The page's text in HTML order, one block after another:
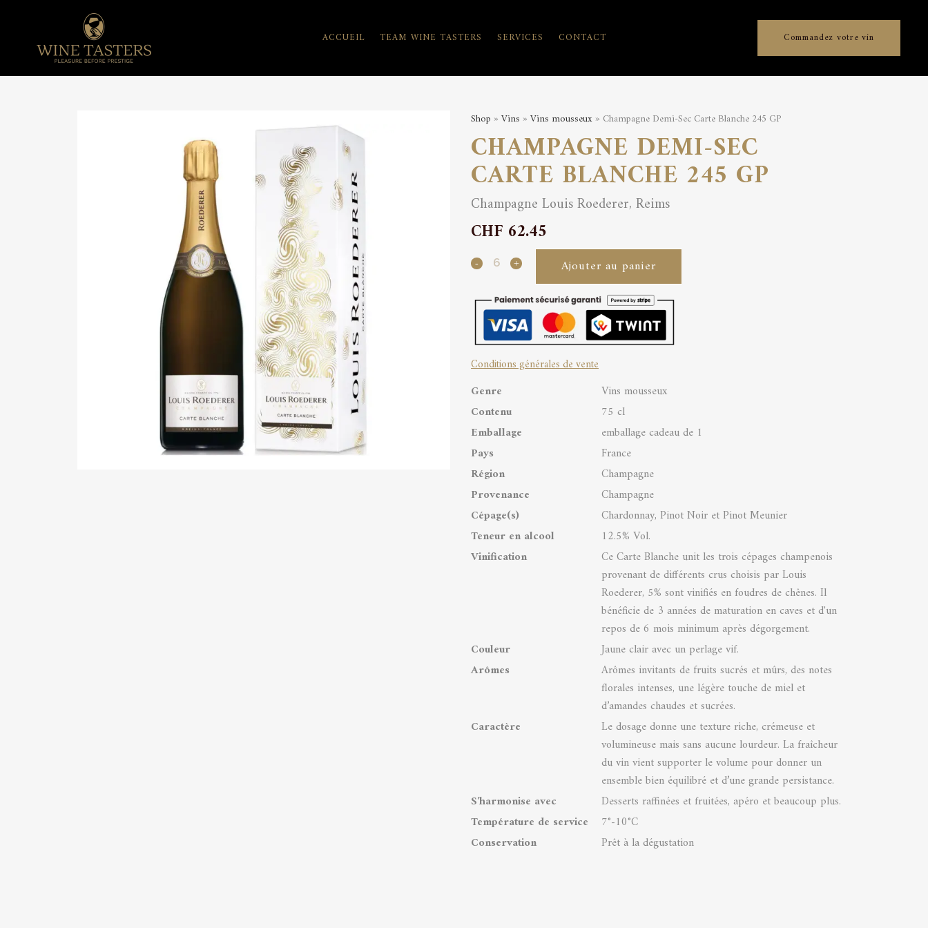
Commandez votre vin
ACCUEIL TEAM WINE TASTERS SERVICES CONTACT
Shop » Vins » Vins mousseux » Champagne Demi-Sec Carte Blanche 245 GP
CHAMPAGNE DEMI-SEC
CARTE BLANCHE 245 GP
Champagne Louis Roederer, Reims
CHF 62.45
Champagne
Carte
Blanche
245
GP
Ajouter au panier
Conditions générales de vente
Genre
Vins mousseux
Contenu
75 cl
Emballage
emballage cadeau de 1
Pays
France
Région
Champagne
Provenance
Champagne
Cépage(s)
Chardonnay, Pinot Noir et Pinot Meunier
Teneur en alcool
12.5% Vol.
Vinification
Ce Carte Blanche unit les trois cépages champenois
provenant de différents crus choisis par Louis
Roederer, 5% sont vinifiés en foudres de chênes. Il
bénéficie de 3 années de maturation en caves et d'un
repos de 6 mois minimum après dégorgement.
Couleur
Jaune clair avec un perlage vif.
Arômes
Arômes invitants de fruits sucrés et mûrs, des notes
florales intenses, une légère touche de miel et
d’amandes chaudes et sucrées.
Caractère
Le dosage donne une texture riche, crémeuse et
volumineuse mais sans aucune lourdeur. La fraîcheur
du vin vient supporter le volume pour donner un
ensemble bien équilibré et d’une grande persistance.
S'harmonise avec
Desserts raffinées et fruitées, apéro et beaucoup plus.
Température de service
7°-10°C
Conservation
Prêt à la dégustation